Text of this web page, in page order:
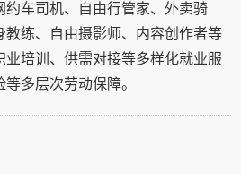
约车司机、自由行管家、外卖骑
教练、自由摄影师、内容创作者等
培训、供需对接等多样化就业服
多层次劳动保障。